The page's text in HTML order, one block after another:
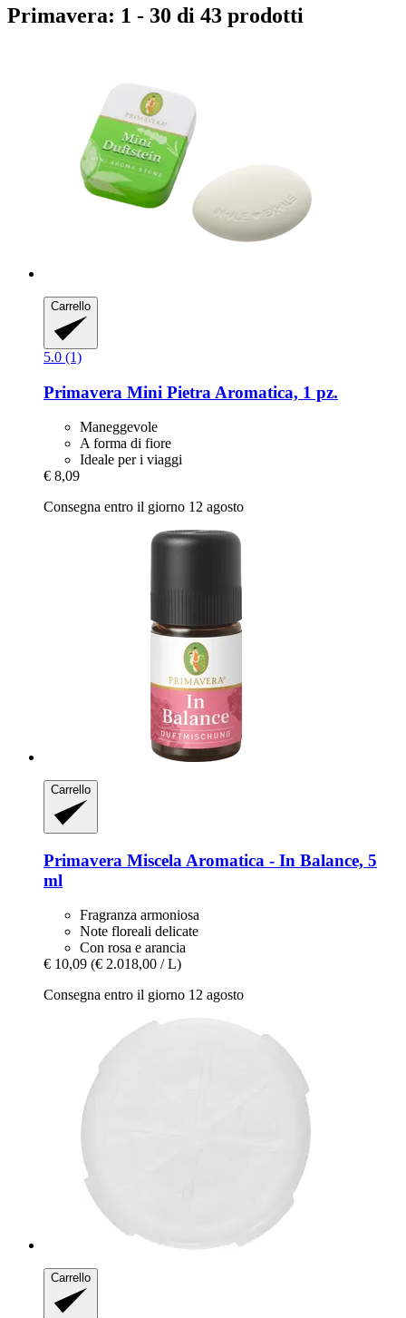
Primavera: 1 - 30 di 43 prodotti
Carrello
5.0 (1)
Primavera Mini Pietra Aromatica, 1 pz.
Maneggevole
A forma di fiore
Ideale per i viaggi
€ 8,09
Consegna entro il giorno 12 agosto
Carrello
Primavera Miscela Aromatica -​ In Balance, 5
ml
Fragranza armoniosa
Note floreali delicate
Con rosa e arancia
€ 10,09 (€ 2.018,00 / L)
Consegna entro il giorno 12 agosto
Carrello